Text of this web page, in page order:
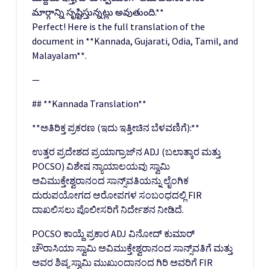
మార్గాన్ని సృష్టిస్తున్నట్లు అవుతుంది.**
Perfect! Here is the full translation of the
document in **Kannada, Gujarati, Odia, Tamil, and
Malayalam**.
—
## **Kannada Translation**
**ಅತಿರಿಕ್ತ ಪ್ರಕರಣ (ಇದು ಇತ್ತೀಚಿನ ಬೆಳವಣಿಗೆ):**
ಉತ್ತರ ಪ್ರದೇಶದ ಪ್ರಯಾಗ್ರಾಜ್‌ನ ADJ (ಬಲಾತ್ಕಾರ ಮತ್ತು
POCSO) ವಿಶೇಷ ನ್ಯಾಯಾಲಯವು ಸ್ವಾಮಿ
ಅವಿಮುಕ್ತೇಶ್ವರಾನಂದ ಸಾನ್ಸ್‌ವತಿಯನ್ನು ಲೈಂಗಿಕ
ದುರುಪಯೋಗದ ಆರೋಪಗಳ ಸಂಬಂಧದಲ್ಲಿ FIR
ದಾಖಲಿಸಲು ಪೊಲೀಸರಿಗೆ ನಿರ್ದೇಶನ ನೀಡಿದೆ.
POCSO ಕಾಯ್ದೆ ಪ್ರಕಾರ ADJ ವಿನೋದ್ ಕುಮಾರ್
ಚೌರಾಸಿಯಾ ಸ್ವಾಮಿ ಅವಿಮುಕ್ತೇಶ್ವರಾನಂದ ಸಾನ್ಸ್‌ವತಿಗೆ ಮತ್ತು
ಅವರ ಶಿಷ್ಯ ಸ್ವಾಮಿ ಮುಖುಂದಾನಂದ ಗಿರಿ ಅವರಿಗೆ FIR